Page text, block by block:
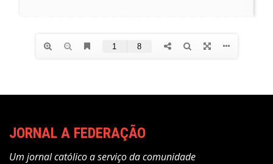
JORNAL A FEDERAÇÃO
Um jornal católico a serviço da comunidade